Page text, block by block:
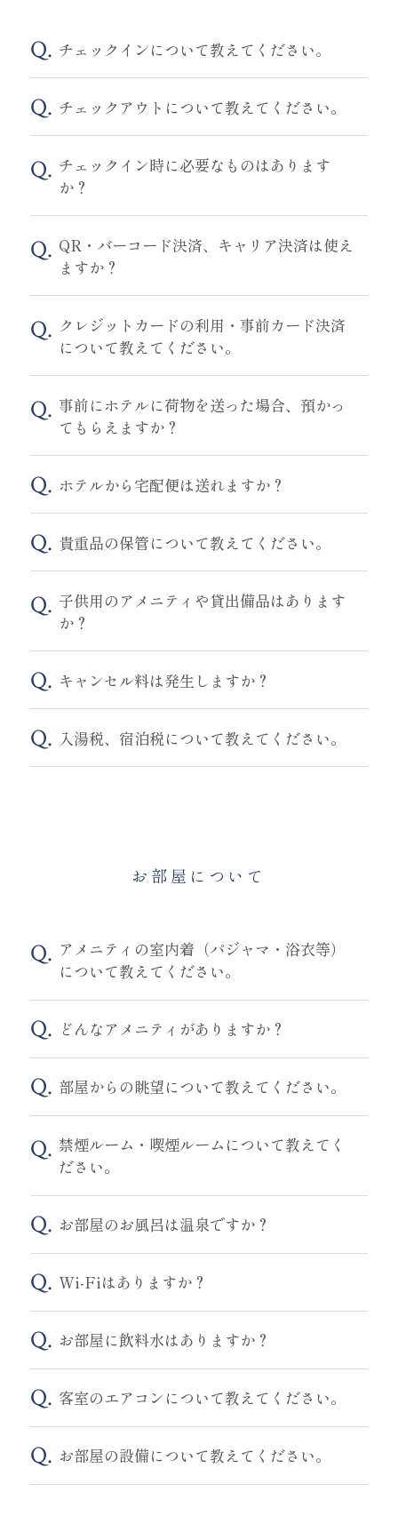
チェックインについて教えてください。
チェックアウトについて教えてください。
チェックイン時に必要なものはあります
か？
QR・バーコード決済、キャリア決済は使え
ますか？
クレジットカードの利用・事前カード決済
について教えてください。
事前にホテルに荷物を送った場合、預かっ
てもらえますか？
ホテルから宅配便は送れますか？
貴重品の保管について教えてください。
子供用のアメニティや貸出備品はあります
か？
キャンセル料は発生しますか？
入湯税、宿泊税について教えてください。
お部屋について
アメニティの室内着（パジャマ・浴衣等）
について教えてください。
どんなアメニティがありますか？
部屋からの眺望について教えてください。
禁煙ルーム・喫煙ルームについて教えてく
ださい。
お部屋のお風呂は温泉ですか？
Wi-Fiはありますか？
お部屋に飲料水はありますか？
客室のエアコンについて教えてください。
お部屋の設備について教えてください。